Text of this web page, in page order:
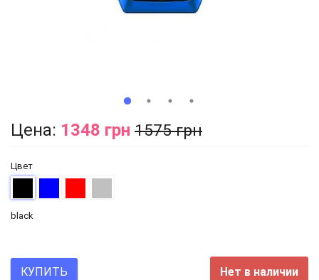
Цена: 1348 грн 1575 грн
Цвет
black
КУПИТЬ Нет в наличии